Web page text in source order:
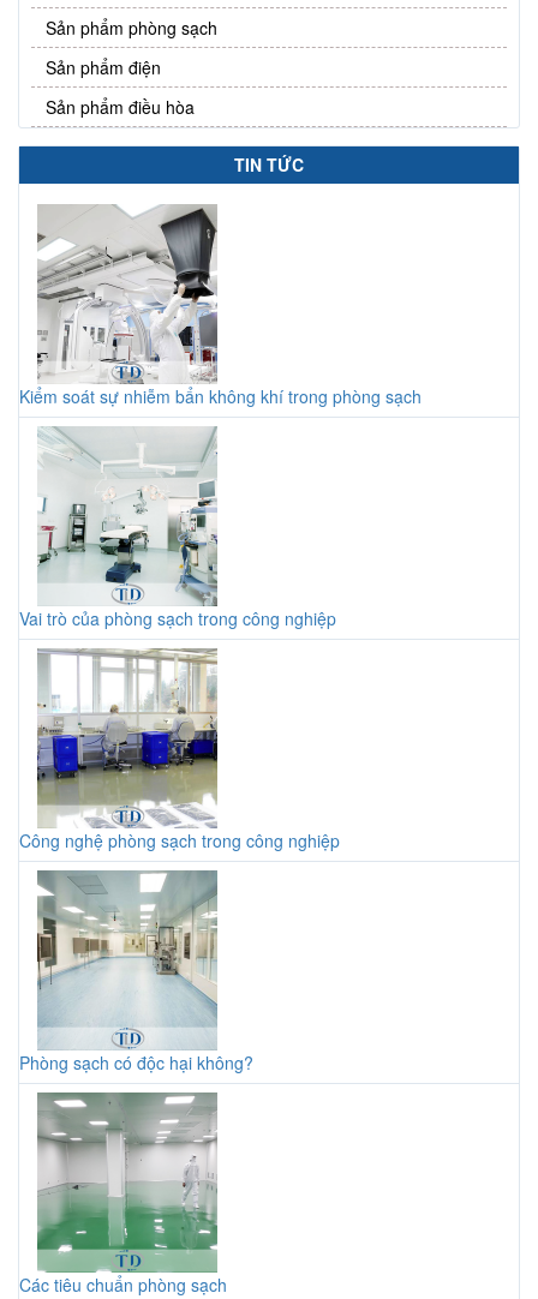
Sản phẩm phòng sạch
Sản phẩm điện
Sản phẩm điều hòa
TIN TỨC
Kiểm soát sự nhiễm bẩn không khí trong phòng sạch
Vai trò của phòng sạch trong công nghiệp
Công nghệ phòng sạch trong công nghiệp
Phòng sạch có độc hại không?
Các tiêu chuẩn phòng sạch